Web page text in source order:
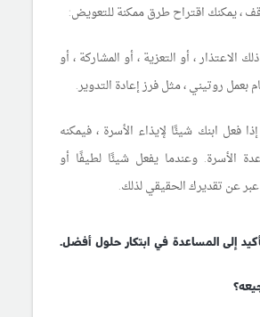
، يمكنك اقتراح طرق ممكنة للتعويض:
الاعتذار ، أو التعزية ، أو المشاركة ، أو
بعمل روتيني ، مثل فرز إعادة التدوير.
فعل ابنك شيئًا لإيذاء الأسرة ، فيمكنه
الأسرة. وعندما يفعل شيئًا لطيفًا أو
عن تقديرك الحقيقي لذلك.
إلى المساعدة في ابتكار حلول أفضل.